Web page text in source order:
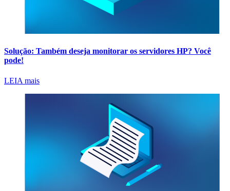
Solução: Também deseja monitorar os servidores HP? Você
pode!
LEIA mais